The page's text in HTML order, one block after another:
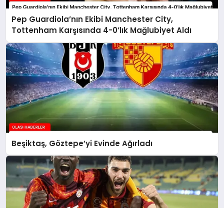
Pep Guardiola’nın Ekibi Manchester City,
Tottenham Karşısında 4-0’lık Mağlubiyet Aldı
Beşiktaş, Göztepe’yi Evinde Ağırladı